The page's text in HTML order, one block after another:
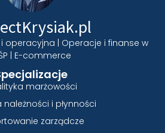
operacyjna | Operacje i finanse w
| E-commerce
marżowości
należności i płynności
zarządcze